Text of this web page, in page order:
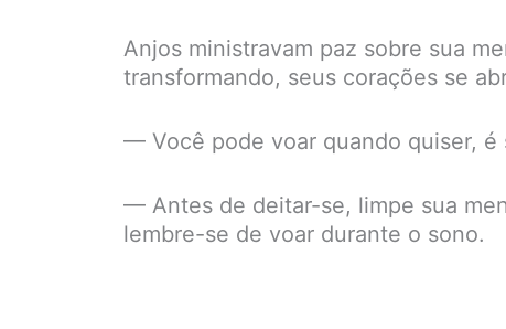
Anjos ministravam paz sobre sua
transformando, seus corações se
— Você pode voar quando quiser, é
— Antes de deitar-se, limpe sua
lembre-se de voar durante o sono.